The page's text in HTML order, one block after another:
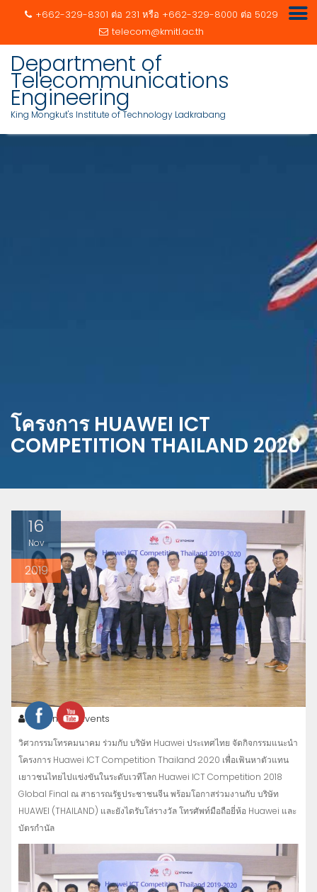
+662-329-8301 ต่อ 231 หรือ +662-329-8000 ต่อ 5029
telecom@kmitl.ac.th
Department of
Telecommunications
Engineering
King Mongkut's Institute of Technology Ladkrabang
โครงการ HUAWEI ICT
COMPETITION THAILAND 2020
16
Nov
2019
admin Events
วิศวกรรมโทรคมนาคม ร่วมกับ บริษัท Huawei ประเทศไทย จัดกิจกรรมแนะนำ
โครงการ Huawei ICT Competition Thailand 2020 เพื่อเฟ้นหาตัวแทน
เยาวชนไทยไปแข่งขันในระดับเวทีโลก Huawei ICT Competition 2018
Global Final ณ สาธารณรัฐประชาชนจีน พร้อมโอกาสร่วมงานกับ บริษัท
HUAWEI (THAILAND) และยังไดรับโล่รางวัล โทรศัพท์มือถือยี่ห้อ Huawei และ
บัตรกำนัล